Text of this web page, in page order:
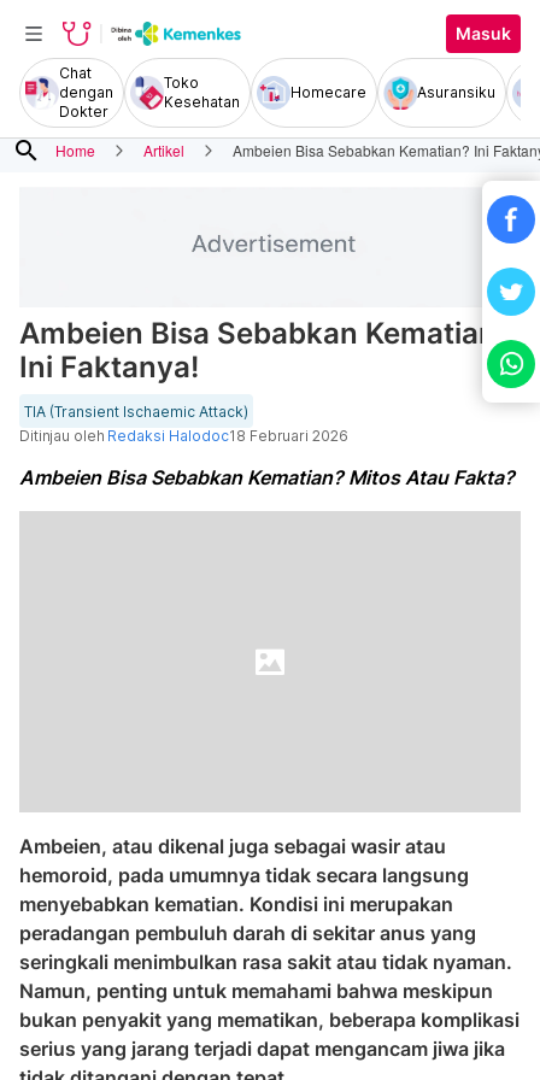
Masuk
Chat
dengan
Dokter
Toko
Kesehatan
Homecare Asuransiku
search Home Artikel Ambeien Bisa Sebabkan Kematian? Ini
Ambeien Bisa Sebabkan Kematian?
Ini Faktanya!
TIA (Transient Ischaemic Attack)
Ditinjau oleh Redaksi Halodoc18 Februari 2026
Ambeien Bisa Sebabkan Kematian? Mitos Atau Fakta?
Ambeien, atau dikenal juga sebagai wasir atau
hemoroid, pada umumnya tidak secara langsung
menyebabkan kematian. Kondisi ini merupakan
peradangan pembuluh darah di sekitar anus yang
seringkali menimbulkan rasa sakit atau tidak nyaman.
Namun, penting untuk memahami bahwa meskipun
bukan penyakit yang mematikan, beberapa komplikasi
serius yang jarang terjadi dapat mengancam jiwa jika